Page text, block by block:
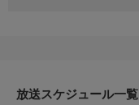
放送スケジュール一覧